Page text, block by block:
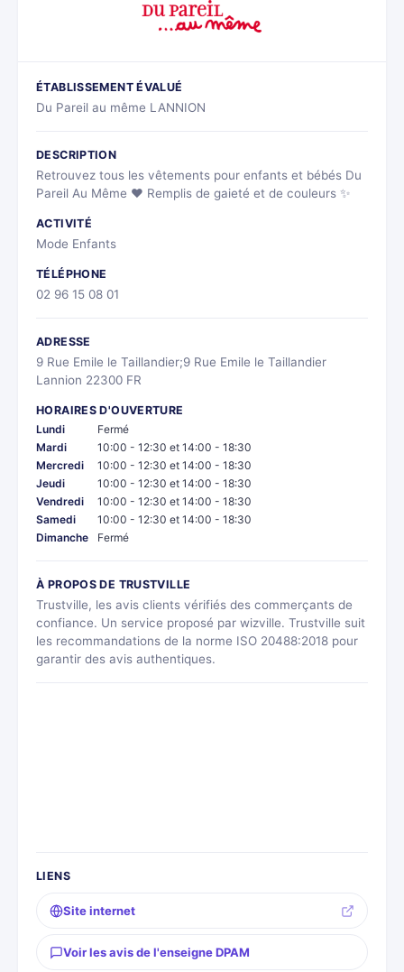
ÉTABLISSEMENT ÉVALUÉ
Du Pareil au même LANNION
DESCRIPTION
Retrouvez tous les vêtements pour enfants et bébés Du
Pareil Au Même ❤ Remplis de gaieté et de couleurs ✨
ACTIVITÉ
Mode Enfants
TÉLÉPHONE
02 96 15 08 01
ADRESSE
9 Rue Emile le Taillandier;9 Rue Emile le Taillandier
Lannion 22300 FR
HORAIRES D'OUVERTURE
Lundi
Fermé
Mardi
10:00 - 12:30 et 14:00 - 18:30
Mercredi
10:00 - 12:30 et 14:00 - 18:30
Jeudi
10:00 - 12:30 et 14:00 - 18:30
Vendredi
10:00 - 12:30 et 14:00 - 18:30
Samedi
10:00 - 12:30 et 14:00 - 18:30
Dimanche
Fermé
À PROPOS DE TRUSTVILLE
Trustville, les avis clients vérifiés des commerçants de
confiance. Un service proposé par wizville. Trustville suit
les recommandations de la norme ISO 20488:2018 pour
garantir des avis authentiques.
LIENS
Site internet
Voir les avis de l'enseigne DPAM